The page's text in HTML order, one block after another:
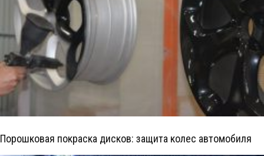
Порошковая покраска дисков: защита колес автомобиля